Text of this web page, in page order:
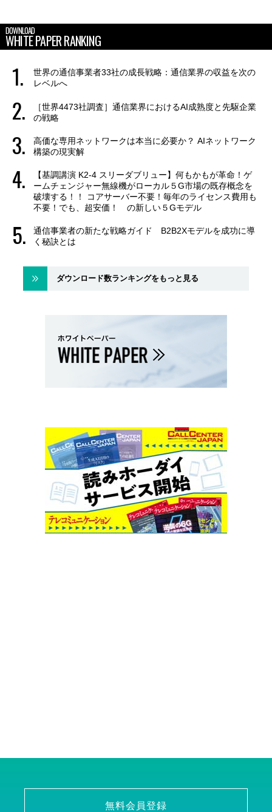
DOWNLOAD
WHITE PAPER RANKING
世界の通信事業者33社の成長戦略：通信業界の収益を次の
レベルへ
［世界4473社調査］通信業界におけるAI成熟度と先駆企業
の戦略
高価な専用ネットワークは本当に必要か？ AIネットワーク
構築の現実解
【基調講演 K2-4 スリーダブリュー】何もかもが革命！ゲ
ームチェンジャー無線機がローカル５G市場の既存概念を
破壊する！！ コアサーバー不要！毎年のライセンス費用も
不要！でも、超安価！ の新しい５Gモデル
通信事業者の新たな戦略ガイド B2B2Xモデルを成功に導
く秘訣とは
ダウンロード数ランキングをもっと見る
無料会員登録